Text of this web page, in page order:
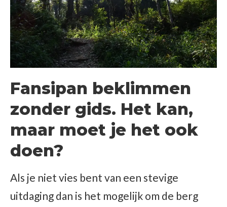
Fansipan beklimmen
zonder gids. Het kan,
maar moet je het ook
doen?
Als je niet vies bent van een stevige
uitdaging dan is het mogelijk om de berg